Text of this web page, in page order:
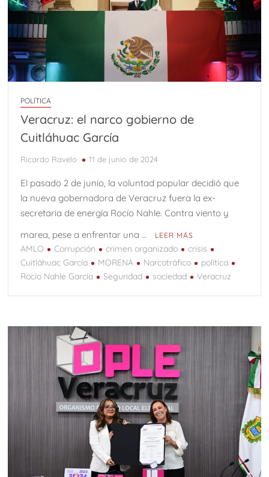
POLÍTICA
Veracruz: el narco gobierno de
Cuitláhuac García
Ricardo Ravelo 11 de junio de 2024
El pasado 2 de junio, la voluntad popular decidió que
la nueva gobernadora de Veracruz fuera la ex-
secretaria de energía Rocío Nahle. Contra viento y
marea, pese a enfrentar una …
LEER MÁS
AMLO Corrupción crimen organizado
crisis
Cuitláhuac García
MORENA Narcotráfico
política
Rocío Nahle García
Seguridad sociedad Veracruz